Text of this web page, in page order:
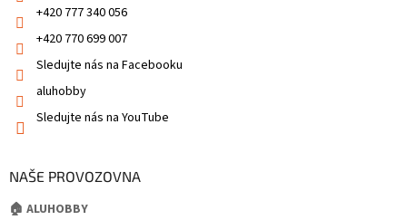
+420 777 340 056
+420 770 699 007
Sledujte nás na Facebooku
aluhobby
Sledujte nás na YouTube
NAŠE PROVOZOVNA
🏠 ALUHOBBY